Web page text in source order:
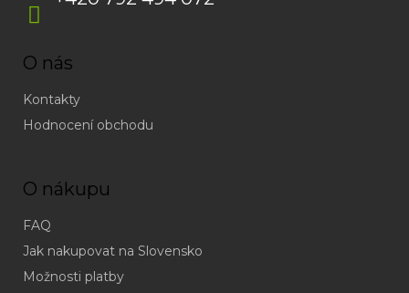
O nás
Kontakty
Hodnocení obchodu
O nákupu
FAQ
Jak nakupovat na Slovensko
Možnosti platby